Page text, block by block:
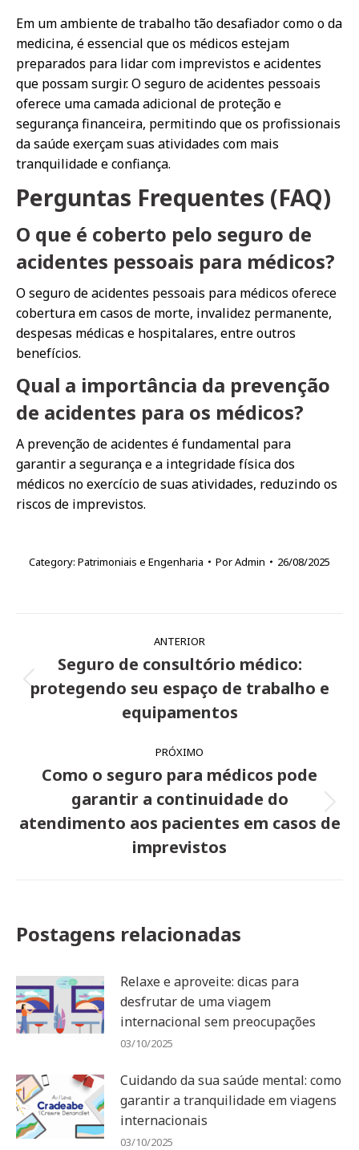
Em um ambiente de trabalho tão desafiador como o da
medicina, é essencial que os médicos estejam
preparados para lidar com imprevistos e acidentes
que possam surgir. O seguro de acidentes pessoais
oferece uma camada adicional de proteção e
segurança financeira, permitindo que os profissionais
da saúde exerçam suas atividades com mais
tranquilidade e confiança.
Perguntas Frequentes (FAQ)
O que é coberto pelo seguro de
acidentes pessoais para médicos?
O seguro de acidentes pessoais para médicos oferece
cobertura em casos de morte, invalidez permanente,
despesas médicas e hospitalares, entre outros
benefícios.
Qual a importância da prevenção
de acidentes para os médicos?
A prevenção de acidentes é fundamental para
garantir a segurança e a integridade física dos
médicos no exercício de suas atividades, reduzindo os
riscos de imprevistos.
Category: Patrimoniais e Engenharia PorAdmin 26/08/2025
post:
ANTERIOR
Post
anterior:
Seguro de consultório médico:
protegendo seu espaço de trabalho e
equipamentos
PRÓXIMO
Próximo
post:
Como o seguro para médicos pode
garantir a continuidade do
atendimento aos pacientes em casos de
imprevistos
Postagens relacionadas
Relaxe e aproveite: dicas para
desfrutar de uma viagem
internacional sem preocupações
03/10/2025
Cuidando da sua saúde mental: como
garantir a tranquilidade em viagens
internacionais
03/10/2025